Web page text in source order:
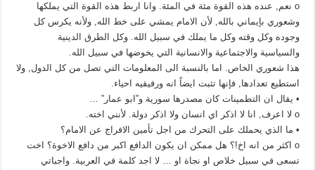
o نعم, عنده هذه القوة مئة في المئة. وانا اربط هذه القوة التي يملكها
وشعوري بإيماني بالله, لأن الامام يمشي على خط الله, ولأنه يكرس كل
وجوده وكل وقته وكل ما يملك في سبيل الله. وكل الطرق الدينية
والسياسية والاجتماعية والانسانية التي يخوضها في سبيل الله.
هذا شعوري الخاص. اما بالنسبة الى المعلومات التي تصل من كل الدول, ولا
استطيع تعدادها, فإنها تثبت ايضاً انه ورفيقيه احياء.
• يقال ان التطمينات كان مصدرها سورية و”ابو عمار” …
o لا اعرف, انا لا اذكر اي انسان ولا اذكر دولة. لأنني اخته.
• ما الذي يحملك على التحرك من اجل تأمين الافراج عن الامام؟
o اكثر من انه اخ!؟ هل ممكن ان يكون الدافع اكبر من دافع الاخوة؟ اخت
تسعى في سبيل خلاص او نجاة او … لا اجد كلمة في العربية. واجباتي